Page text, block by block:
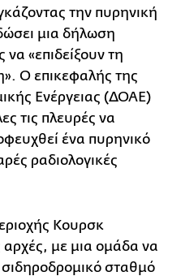
την πυρηνική
μια δήλωση
«επιδείξουν τη
Ο επικεφαλής της
Ενέργειας (ΔΟΑΕ)
τις πλευρές να
ένα πυρηνικό
ραδιολογικές
Κουρσκ
με μια ομάδα να
σιδηροδρομικό σταθμό